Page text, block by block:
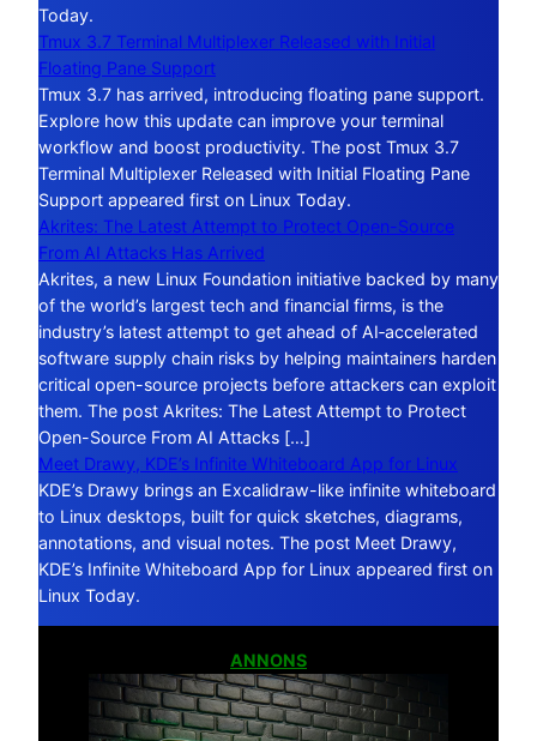
Today.
Tmux 3.7 Terminal Multiplexer Released with Initial
Floating Pane Support
Tmux 3.7 has arrived, introducing floating pane support.
Explore how this update can improve your terminal
workflow and boost productivity. The post Tmux 3.7
Terminal Multiplexer Released with Initial Floating Pane
Support appeared first on Linux Today.
Akrites: The Latest Attempt to Protect Open-Source
From AI Attacks Has Arrived
Akrites, a new Linux Foundation initiative backed by many
of the world’s largest tech and financial firms, is the
industry’s latest attempt to get ahead of AI‑accelerated
software supply chain risks by helping maintainers harden
critical open-source projects before attackers can exploit
them. The post Akrites: The Latest Attempt to Protect
Open-Source From AI Attacks […]
Meet Drawy, KDE’s Infinite Whiteboard App for Linux
KDE’s Drawy brings an Excalidraw-like infinite whiteboard
to Linux desktops, built for quick sketches, diagrams,
annotations, and visual notes. The post Meet Drawy,
KDE’s Infinite Whiteboard App for Linux appeared first on
Linux Today.
ANNONS